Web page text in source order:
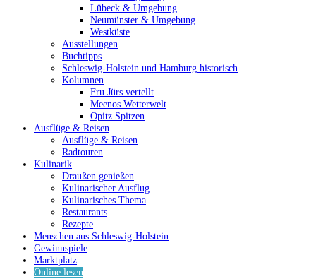
Lübeck & Umgebung
Neumünster & Umgebung
Westküste
Ausstellungen
Buchtipps
Schleswig-Holstein und Hamburg historisch
Kolumnen
Fru Jürs vertellt
Meenos Wetterwelt
Opitz Spitzen
Ausflüge & Reisen
Ausflüge & Reisen
Radtouren
Kulinarik
Draußen genießen
Kulinarischer Ausflug
Kulinarisches Thema
Restaurants
Rezepte
Menschen aus Schleswig-Holstein
Gewinnspiele
Marktplatz
Online lesen